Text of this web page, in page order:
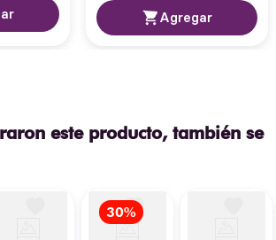
Agregar
este producto, también se